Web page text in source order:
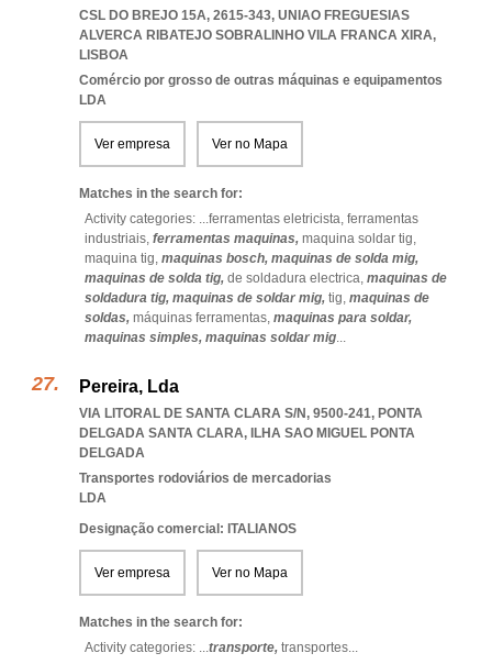
CSL DO BREJO 15A, 2615-343, UNIAO FREGUESIAS
ALVERCA RIBATEJO SOBRALINHO VILA FRANCA XIRA,
LISBOA
Comércio por grosso de outras máquinas e equipamentos
LDA
Ver empresa Ver no Mapa
Matches in the search for:
Activity categories: ...ferramentas eletricista, ferramentas
industriais, ferramentas maquinas, maquina soldar tig,
maquina tig, maquinas bosch, maquinas de solda mig,
maquinas de solda tig, de soldadura electrica, maquinas de
soldadura tig, maquinas de soldar mig, tig, maquinas de
soldas, máquinas ferramentas, maquinas para soldar,
maquinas simples, maquinas soldar mig...
Pereira, Lda
VIA LITORAL DE SANTA CLARA S/N, 9500-241, PONTA
DELGADA SANTA CLARA, ILHA SAO MIGUEL PONTA
DELGADA
Transportes rodoviários de mercadorias
LDA
Designação comercial: ITALIANOS
Ver empresa Ver no Mapa
Matches in the search for:
Activity categories: ...transporte, transportes...